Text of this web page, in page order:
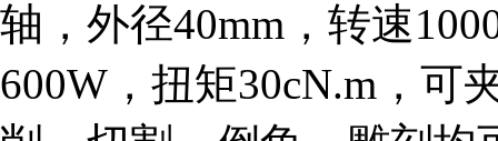
税务登记证
轴，外径40mm，转速
600W，扭矩30cN.m， 可